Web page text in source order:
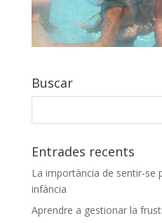
Buscar
Entrades recents
La importància de sentir-se
infància
Aprendre a gestionar la